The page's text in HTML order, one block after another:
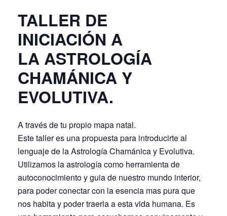
TALLER DE
INICIACIÓN A
LA ASTROLOGÍA
CHAMÁNICA Y
EVOLUTIVA.
A través de tu propio mapa natal.
Este taller es una propuesta para introducirte al
lenguaje de la Astrología Chamánica y Evolutiva.
Utilizamos la astrología como herramienta de
autoconocimiento y guia de nuestro mundo interior,
para poder conectar con la esencia mas pura que
nos habita y poder traerla a esta vida humana. Es